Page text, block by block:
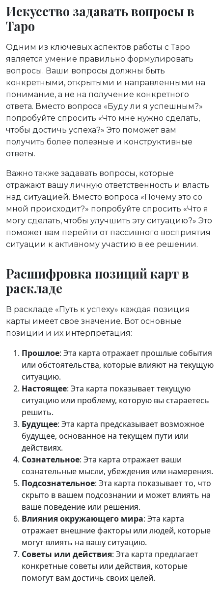
Искусство задавать вопросы в
Таро
Одним из ключевых аспектов работы с Таро
является умение правильно формулировать
вопросы. Ваши вопросы должны быть
конкретными, открытыми и направленными на
понимание, а не на получение конкретного
ответа. Вместо вопроса «Буду ли я успешным?»
попробуйте спросить «Что мне нужно сделать,
чтобы достичь успеха?» Это поможет вам
получить более полезные и конструктивные
ответы.
Важно также задавать вопросы, которые
отражают вашу личную ответственность и власть
над ситуацией. Вместо вопроса «Почему это со
мной происходит?» попробуйте спросить «Что я
могу сделать, чтобы улучшить эту ситуацию?» Это
поможет вам перейти от пассивного восприятия
ситуации к активному участию в ее решении.
Расшифровка позиций карт в
раскладе
В раскладе «Путь к успеху» каждая позиция
карты имеет свое значение. Вот основные
позиции и их интерпретация:
Прошлое: Эта карта отражает прошлые события
или обстоятельства, которые влияют на текущую
ситуацию.
Настоящее: Эта карта показывает текущую
ситуацию или проблему, которую вы стараетесь
решить.
Будущее: Эта карта предсказывает возможное
будущее, основанное на текущем пути или
действиях.
Сознательное: Эта карта отражает ваши
сознательные мысли, убеждения или намерения.
Подсознательное: Эта карта показывает то, что
скрыто в вашем подсознании и может влиять на
ваше поведение или решения.
Влияния окружающего мира: Эта карта
отражает внешние факторы или людей, которые
могут влиять на вашу ситуацию.
Советы или действия: Эта карта предлагает
конкретные советы или действия, которые
помогут вам достичь своих целей.